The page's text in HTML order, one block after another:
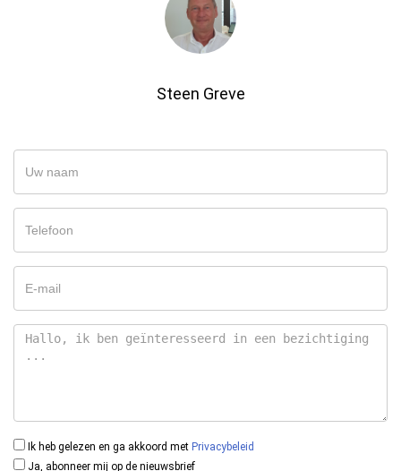
Steen Greve
Ik heb gelezen en ga akkoord met Privacybeleid
Ja, abonneer mij op de nieuwsbrief